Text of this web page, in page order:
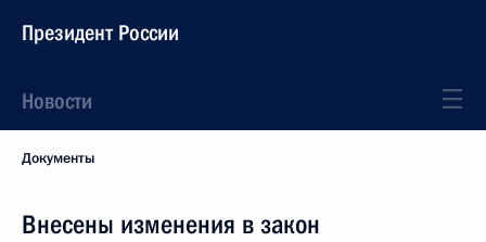
Президент России
Новости
Документы
Внесены изменения в закон